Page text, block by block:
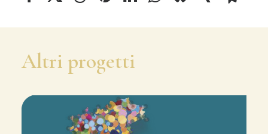
Altri progetti